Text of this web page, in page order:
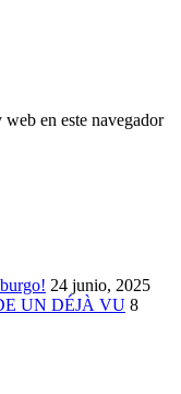
en este navegador
24 junio, 2025
UN DÉJÀ VU 8